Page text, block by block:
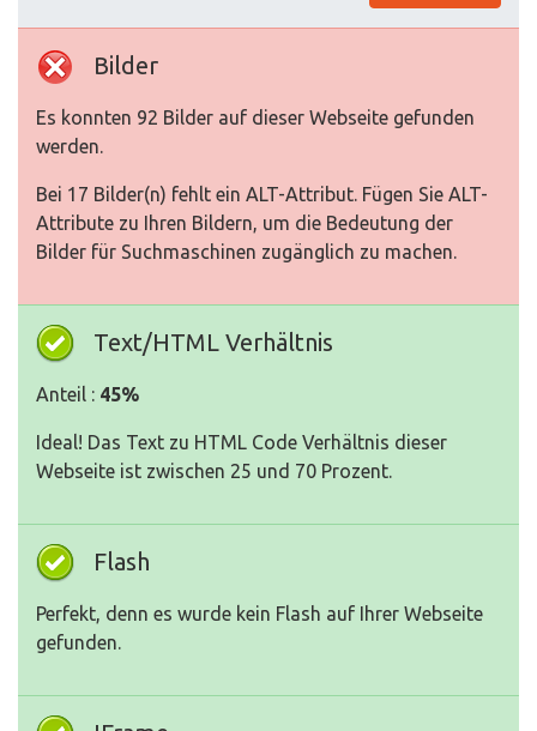
Bilder
Es konnten 92 Bilder auf dieser Webseite gefunden
werden.
Bei 17 Bilder(n) fehlt ein ALT-Attribut. Fügen Sie ALT-
Attribute zu Ihren Bildern, um die Bedeutung der
Bilder für Suchmaschinen zugänglich zu machen.
Text/HTML Verhältnis
Anteil : 45%
Ideal! Das Text zu HTML Code Verhältnis dieser
Webseite ist zwischen 25 und 70 Prozent.
Flash
Perfekt, denn es wurde kein Flash auf Ihrer Webseite
gefunden.